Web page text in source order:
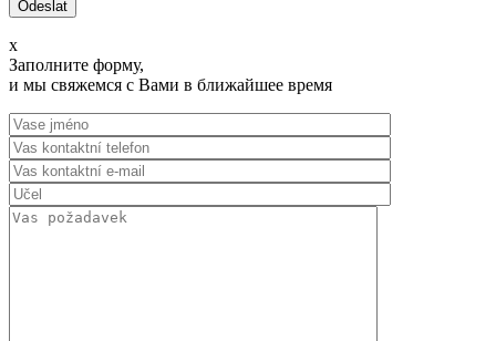
x
Заполните форму,
и мы свяжемся с Вами в ближайшее время